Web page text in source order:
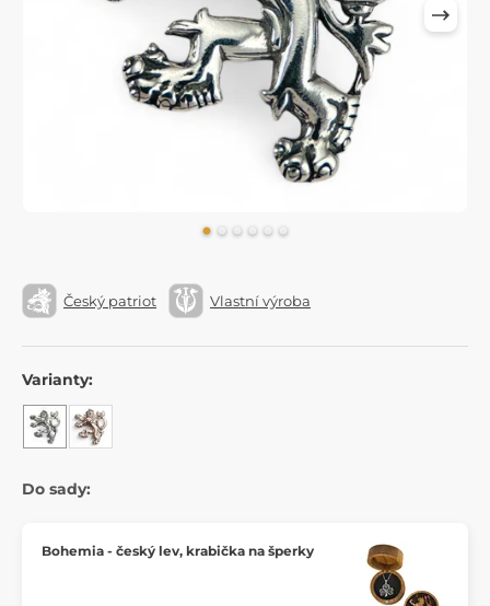
Český patriot Vlastní výroba
Varianty:
Do sady:
Bohemia - český lev, krabička na šperky